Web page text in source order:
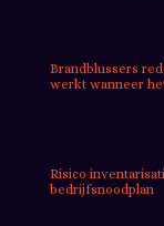
Brandblussers
werkt wanneer
Risico
bedrijfsnoodplan